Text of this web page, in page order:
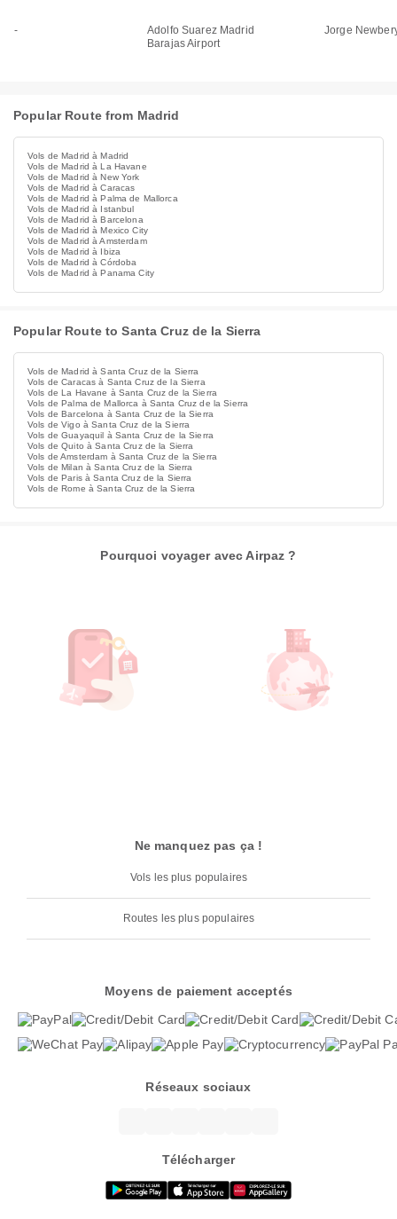
-
Adolfo Suarez Madrid
Barajas Airport
Jorge
Popular Route from Madrid
Vols de Madrid à Madrid
Vols de Madrid à La Havane
Vols de Madrid à New York
Vols de Madrid à Caracas
Vols de Madrid à Palma de Mallorca
Vols de Madrid à Istanbul
Vols de Madrid à Barcelona
Vols de Madrid à Mexico City
Vols de Madrid à Amsterdam
Vols de Madrid à Ibiza
Vols de Madrid à Córdoba
Vols de Madrid à Panama City
Popular Route to Santa Cruz de la Sierra
Vols de Madrid à Santa Cruz de la Sierra
Vols de Caracas à Santa Cruz de la Sierra
Vols de La Havane à Santa Cruz de la Sierra
Vols de Palma de Mallorca à Santa Cruz de la Sierra
Vols de Barcelona à Santa Cruz de la Sierra
Vols de Vigo à Santa Cruz de la Sierra
Vols de Guayaquil à Santa Cruz de la Sierra
Vols de Quito à Santa Cruz de la Sierra
Vols de Amsterdam à Santa Cruz de la Sierra
Vols de Milan à Santa Cruz de la Sierra
Vols de Paris à Santa Cruz de la Sierra
Vols de Rome à Santa Cruz de la Sierra
Pourquoi voyager avec Airpaz ?
Ne manquez pas ça !
Vols les plus populaires
Routes les plus populaires
Moyens de paiement acceptés
Réseaux sociaux
Télécharger